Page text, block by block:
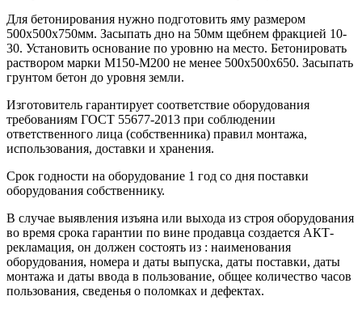
Для бетонирования нужно подготовить яму размером
500х500х750мм. Засыпать дно на 50мм щебнем фракцией 10-
30. Установить основание по уровню на место. Бетонировать
раствором марки М150-М200 не менее 500х500х650. Засыпать
грунтом бетон до уровня земли.
Изготовитель гарантирует соответствие оборудования
требованиям ГОСТ 55677-2013 при соблюдении
ответственного лица (собственника) правил монтажа,
использования, доставки и хранения.
Срок годности на оборудование 1 год со дня поставки
оборудования собственнику.
В случае выявления изъяна или выхода из строя оборудования
во время срока гарантии по вине продавца создается АКТ-
рекламация, он должен состоять из : наименования
оборудования, номера и даты выпуска, даты поставки, даты
монтажа и даты ввода в пользование, общее количество часов
пользования, сведенья о поломках и дефектах.